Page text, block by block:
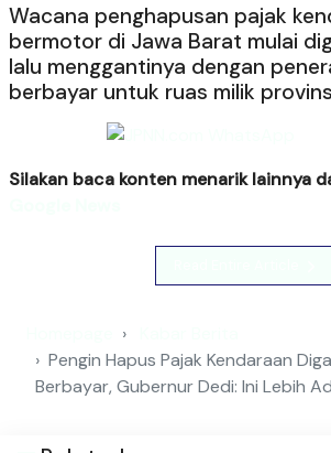
Wacana penghapusan pajak
bermotor di Jawa Barat mulai
lalu menggantinya dengan
berbayar untuk ruas milik
Silakan baca konten menarik lainnya
Pengin Hapus Pajak Kendaraan
Berbayar, Gubernur Dedi: Ini Lebih